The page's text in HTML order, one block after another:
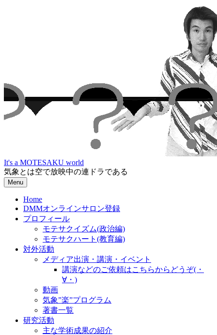
It's a MOTESAKU world
気象とは空で放映中の連ドラである
Menu
Home
DMMオンラインサロン登録
プロフィール
モテサクイズム(政治編)
モテサクハート(教育編)
対外活動
メディア出演・講演・イベント
講演などのご依頼はこちらからどうぞ(・
∀・)
動画
気象”楽”プログラム
著書一覧
研究活動
主な学術成果の紹介